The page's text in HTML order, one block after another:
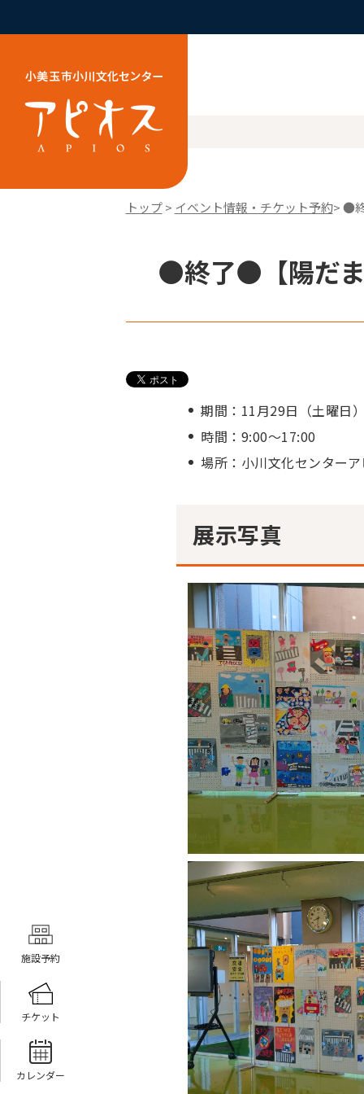
施設予約
チケット
カレンダー
トップ> イベント情報・チケット予約> ●
●終了●【陽だ
期間：11月29日（土曜日
時間：9:00～17:00
場所：小川文化センター
展示写真